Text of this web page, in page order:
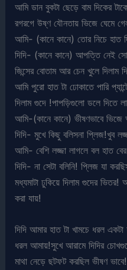
আমি ডান বুকটা ছেড়ে বাম দিকের
রগরগে উষ্ণ যৌনতায় ভিজে ঘেমে
আমি- (কানে কানে) তোর নিচে হাত
দিদি- (কানে কানে) আপত্তি নেই
জিন্সের বোতাম আর চেন খুলে দিলাম
আমি পুরো হাত টা ঢোকাতে পারি
দিলাম গুদে !পাপড়িগুলো ডলে দিতে
আমি-(কানে কানে) ভীষণভাবে ভিজে
দিদি- মুখে কিছু বলিসনা প্লিজ!খুব
আমি- বেশি লজ্জা লাগলে বল হাত
দিদি- না সেটা বলিনি! প্লিজ যা
মধ্যমাটা ঢুকিয়ে দিলাম গুদের
করা যায়!
দিদি আমার হাত টা খামচে ধরল
ধরল আমায়!সুখে আরামে দিদির
মাথা নেড়ে ছটফট করছিল ভীষণ